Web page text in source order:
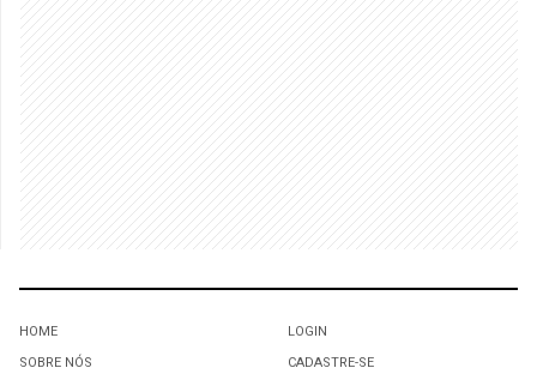
HOME
SOBRE NÓS
LOGIN
CADASTRE-SE